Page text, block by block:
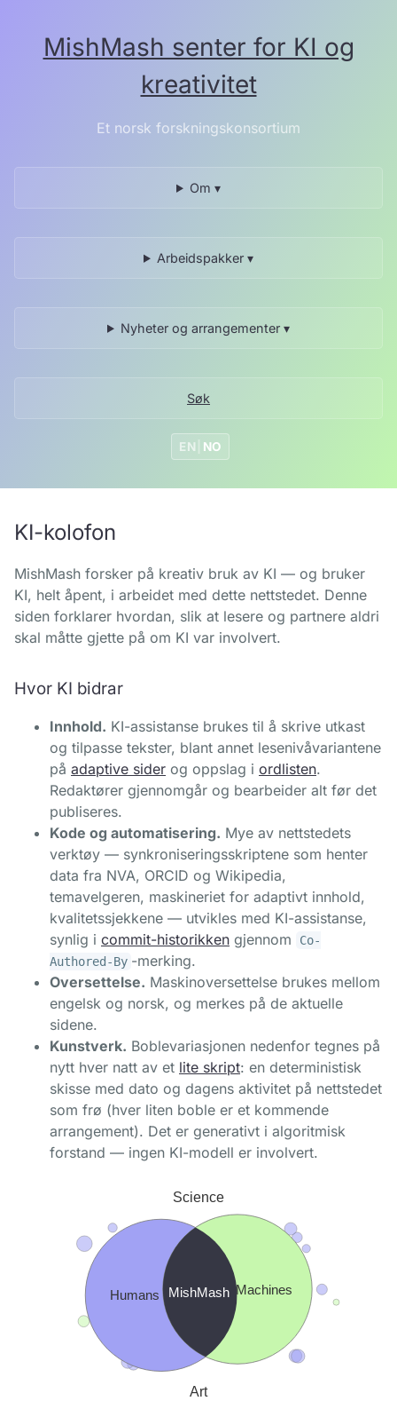
innholdet.MishMash senter for KI og
kreativitet
Et norsk forskningskonsortium
Om ▾
Arbeidspakker ▾
Nyheter og arrangementer ▾
Søk
EN NO
KI-kolofon
MishMash forsker på kreativ bruk av KI — og bruker
KI, helt åpent, i arbeidet med dette nettstedet. Denne
siden forklarer hvordan, slik at lesere og partnere aldri
skal måtte gjette på om KI var involvert.
Hvor KI bidrar
Innhold. KI-assistanse brukes til å skrive utkast
og tilpasse tekster, blant annet lesenivåvariantene
på adaptive sider og oppslag i ordlisten.
Redaktører gjennomgår og bearbeider alt før det
publiseres.
Kode og automatisering. Mye av nettstedets
verktøy — synkroniseringsskriptene som henter
data fra NVA, ORCID og Wikipedia,
temavelgeren, maskineriet for adaptivt innhold,
kvalitetssjekkene — utvikles med KI-assistanse,
synlig i commit-historikken gjennom
Co-
Authored-By -merking.
Oversettelse. Maskinoversettelse brukes mellom
engelsk og norsk, og merkes på de aktuelle
sidene.
Kunstverk. Boblevariasjonen nedenfor tegnes på
nytt hver natt av et lite skript: en deterministisk
skisse med dato og dagens aktivitet på nettstedet
som frø (hver liten boble er et kommende
arrangement). Det er generativt i algoritmisk
forstand — ingen KI-modell er involvert.